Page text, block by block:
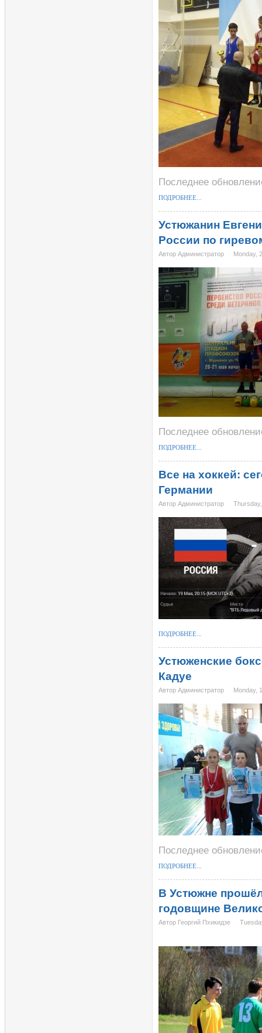
Последнее
ПОДРОБНЕЕ...
Устюжанин
России по
Автор Администратор Monday,
Последнее
ПОДРОБНЕЕ...
Все на хоккей:
Германии
Автор Администратор
ПОДРОБНЕЕ...
Устюженские
Кадуе
Автор Администратор Monday,
Последнее
ПОДРОБНЕЕ...
В Устюжне
годовщине
Автор Георгий Пхикидзе